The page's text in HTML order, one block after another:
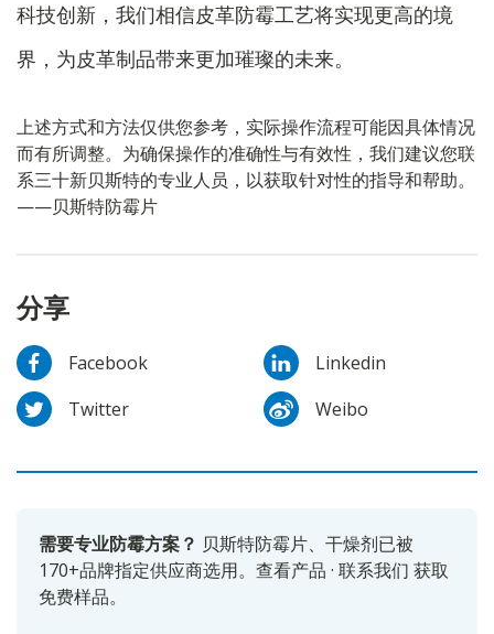
科技创新，我们相信皮革防霉工艺将实现更高的境
界，为皮革制品带来更加璀璨的未来。
上述方式和方法仅供您参考，实际操作流程可能因具体情况
而有所调整。为确保操作的准确性与有效性，我们建议您联
系三十新贝斯特的专业人员，以获取针对性的指导和帮助。
——贝斯特防霉片
分享
Facebook
Linkedin
Twitter
Weibo
需要专业防霉方案？ 贝斯特防霉片、干燥剂已被
170+品牌指定供应商选用。 查看产品 · 联系我们 获取
免费样品。